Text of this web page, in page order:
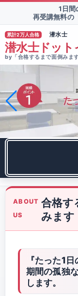
1日間
再受講無料の
累計2万人合格 潜水士
潜水士ドット
by「合格するまで面倒みま
ABOUT
US
合格す
みます
『たった1
期間の孤独
します。